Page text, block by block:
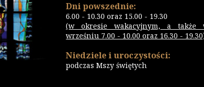
Dni powszednie:
6.00 - 10.30 oraz 15.00 - 19.30
(w okresie wakacyjnym, a także
wrześniu 7.00 - 10.00 oraz 16.30 -
Niedziele i uroczystości:
podczas Mszy świętych